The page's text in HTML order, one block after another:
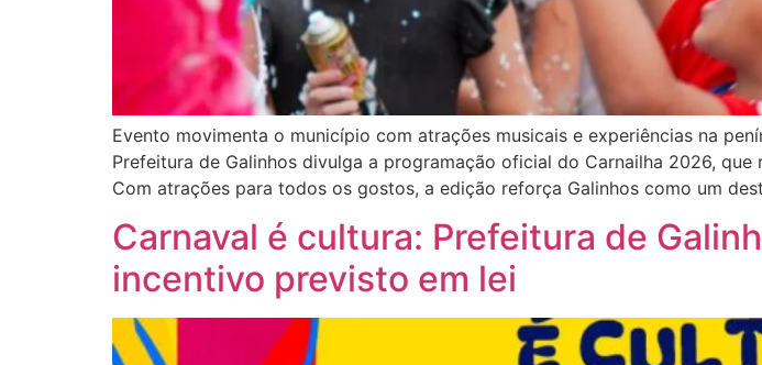
Evento movimenta o município com atrações musicais e experiências na
Prefeitura de Galinhos divulga a programação oficial do Carnailha 2026,
Com atrações para todos os gostos, a edição reforça Galinhos como um
Carnaval é cultura: Prefeitura de
incentivo previsto em lei